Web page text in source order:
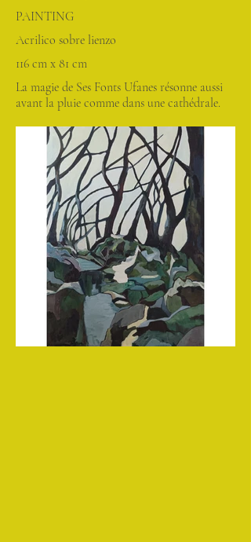
PAINTING
Acrilico sobre lienzo
116 cm x 81 cm
La magie de Ses Fonts Ufanes résonne aussi
avant la pluie comme dans une cathédrale.